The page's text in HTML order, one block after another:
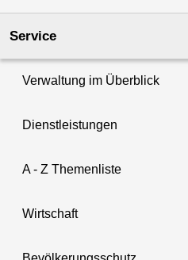
Service
Verwaltung im Überblick
Dienstleistungen
A - Z Themenliste
Wirtschaft